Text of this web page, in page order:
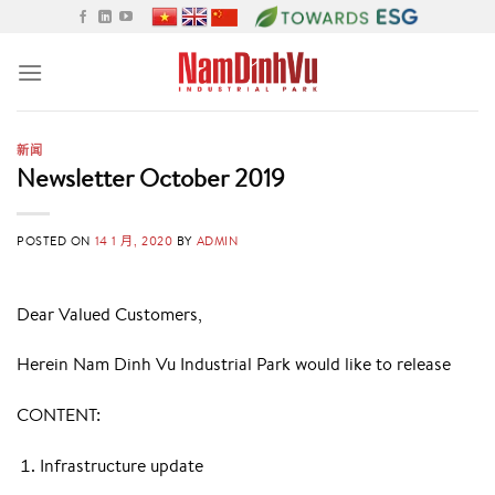
content
新闻
Newsletter October 2019
POSTED ON 14 1 月, 2020 BY ADMIN
Dear Valued Customers,
Herein Nam Dinh Vu Industrial Park would like to release
CONTENT:
Infrastructure update